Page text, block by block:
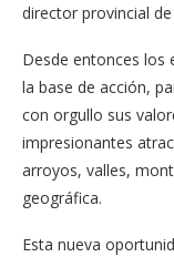
director provincial
Desde entonces los
la base de acción,
con orgullo sus
impresionantes
arroyos, valles,
geográfica.
Esta nueva